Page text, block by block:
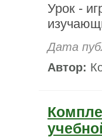
Урок -
Дата
Автор: